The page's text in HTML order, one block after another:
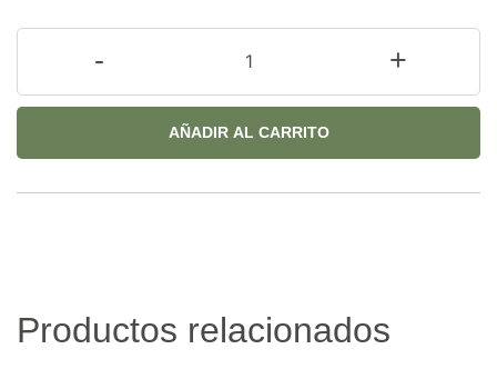
- +
AÑADIR AL CARRITO
Productos relacionados